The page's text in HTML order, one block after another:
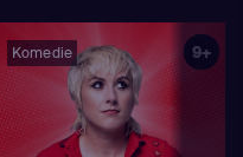
Komedie 9+